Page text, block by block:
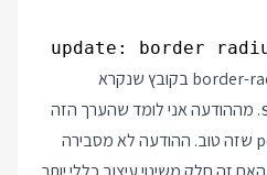
update: border
. מההודעה אני לומד שהערך הזה
משמש להצגת כרטיס popover שזה טוב. ההודעה לא מסבירה